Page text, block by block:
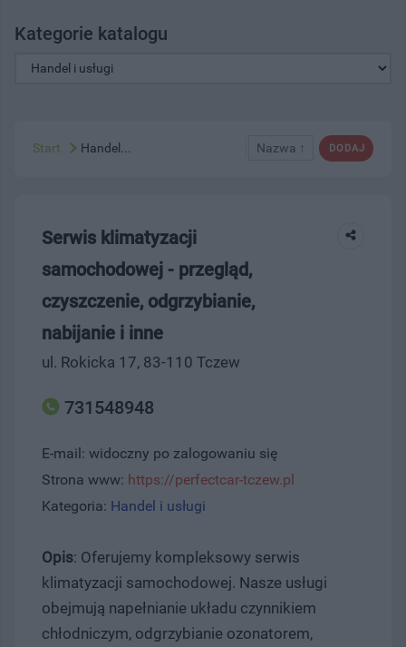
Kategorie katalogu
DODAJ
Nazwa ↑
Start Handel...
Serwis klimatyzacji
samochodowej - przegląd,
czyszczenie, odgrzybianie,
nabijanie i inne
ul. Rokicka 17, 83-110 Tczew
731548948
E-mail: widoczny po zalogowaniu się
Strona www: https://perfectcar-tczew.pl
Kategoria: Handel i usługi
Opis: Oferujemy kompleksowy serwis
klimatyzacji samochodowej. Nasze usługi
obejmują napełnianie układu czynnikiem
chłodniczym, odgrzybianie ozonatorem,